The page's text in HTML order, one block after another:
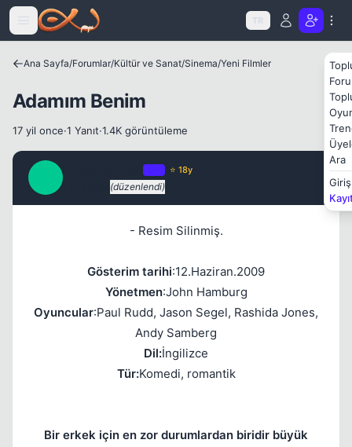
Icerige atla
TR
Ara
Giriş
Ana Sayfa/Forumlar/Kültür ve Sanat/Sinema/Yeni Filmler
Adamım Benim
17 yil once·1 Yanıt·1.4K görüntüleme
⭐ 18y
(düzenlendi)
- Resim Silinmiş.
Gösterim tarihi:12.Haziran.2009
Yönetmen:John Hamburg
Oyuncular:Paul Rudd, Jason Segel, Rashida Jones,
Andy Samberg
Dil:İngilizce
Tür:Komedi, romantik
Bir erkek için en zor durumlardan biridir büyük